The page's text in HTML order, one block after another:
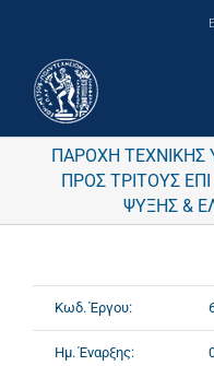
ΠΑΡΟΧΗ ΤΕΧΝΙΚΗΣ
ΠΡΟΣ ΤΡΙΤΟΥΣ
ΨΥΞΗΣ &
Κωδ. Έργου:
Ημ. Έναρξης: